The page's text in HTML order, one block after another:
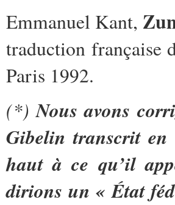
Emmanuel Kant,
traduction française
Paris 1992.
(*)Nous avons
Gibelin transcrit en
haut à ce qu’il
dirions un «État